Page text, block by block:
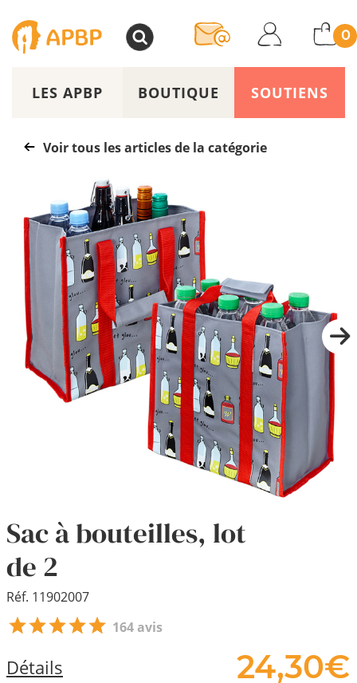
0
LES APBP BOUTIQUE SOUTIENS
Voir tous les articles de la catégorie
Sac à bouteilles, lot
de 2
Réf. 11902007
164 avis
Détails 24,30€